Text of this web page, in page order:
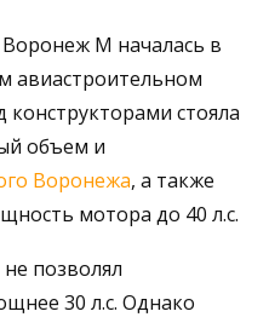
М началась в
авиастроительном
стояла
объем и
Воронежа, а также
мотора до 40 л.с.
позволял
30 л.с. Однако